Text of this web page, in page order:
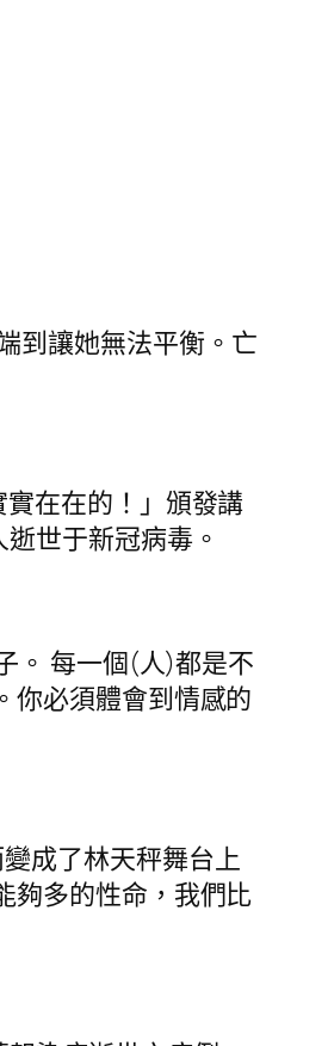
到讓她無法平衡。亡
在在的！」頒發講
世于新冠病毒。
。 每一個(人)都是不
你必須體會到情感的
成了林天秤舞台上
夠多的性命，我們比